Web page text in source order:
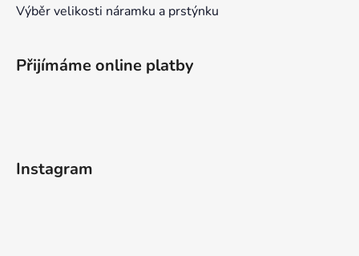
Výběr velikosti náramku a prstýnku
Přijímáme online platby
Instagram